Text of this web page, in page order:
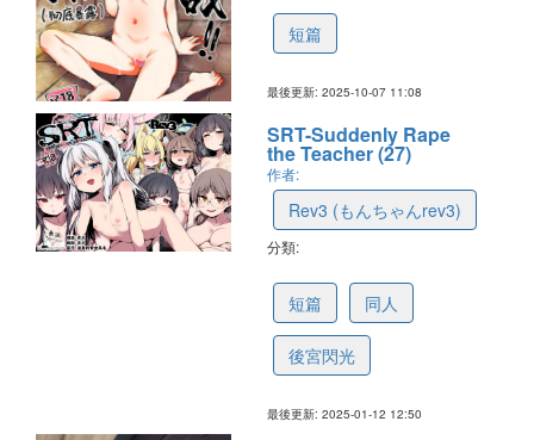
短篇
最後更新: 2025-10-07 11:08
SRT-Suddenly Rape
the Teacher (27)
作者:
Rev3 (もんちゃんrev3)
分類:
短篇 同人
後宮閃光
最後更新: 2025-01-12 12:50